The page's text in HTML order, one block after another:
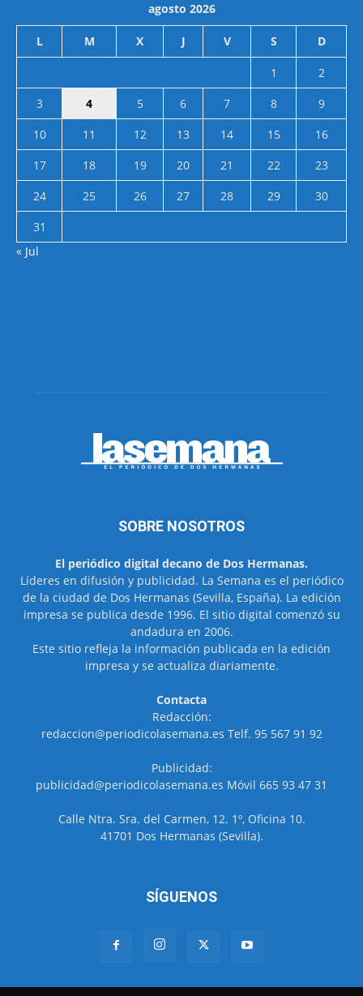
agosto 2026
L M X J V S D
1
2
3
4 5 6 7 8
9
10
11 12 13 14 15
16
17
18 19 20 21 22
23
24
25 26 27 28 29
30
31
« Jul
SOBRE NOSOTROS
El periódico digital decano de Dos Hermanas.
Líderes en difusión y publicidad. La Semana es el periódico
de la ciudad de Dos Hermanas (Sevilla, España). La edición
impresa se publica desde 1996. El sitio digital comenzó su
andadura en 2006.
Este sitio refleja la información publicada en la edición
impresa y se actualiza diariamente.
Contacta
Redacción:
redaccion@periodicolasemana.es Telf. 95 567 91 92
Publicidad:
publicidad@periodicolasemana.es Móvil 665 93 47 31
Calle Ntra. Sra. del Carmen, 12. 1º, Oficina 10.
41701 Dos Hermanas (Sevilla).
SÍGUENOS